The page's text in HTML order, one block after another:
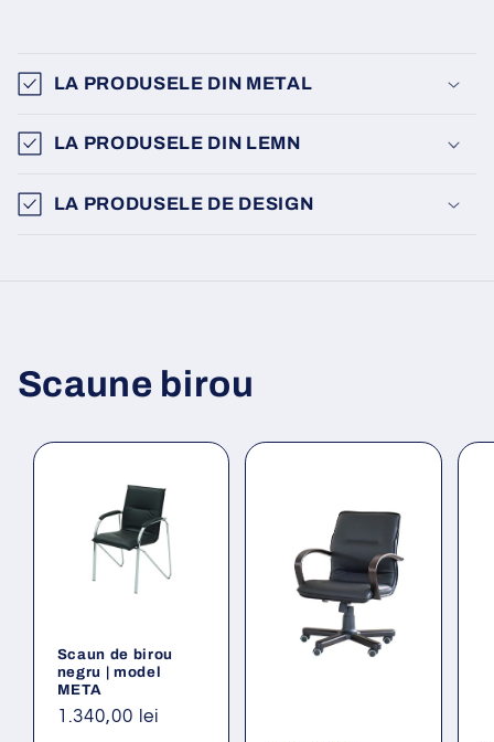
LA PRODUSELE DIN METAL
LA PRODUSELE DIN LEMN
LA PRODUSELE DE DESIGN
Scaune birou
Scaun de birou
negru | model
META
Preț
1.340,00 lei